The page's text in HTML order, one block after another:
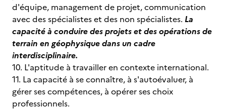
d'équipe, management de projet, communication
avec des spécialistes et des non spécialistes. La
capacité à conduire des projets et des opérations de
terrain en géophysique dans un cadre
interdisciplinaire.
10. L'aptitude à travailler en contexte international.
11. La capacité à se connaître, à s'autoévaluer, à
gérer ses compétences, à opérer ses choix
professionnels.